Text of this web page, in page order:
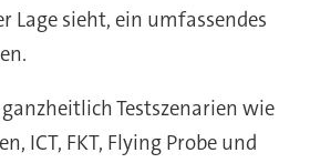
Lage sieht, ein umfassendes
Testszenarien wie
ICT, FKT, Flying Probe und